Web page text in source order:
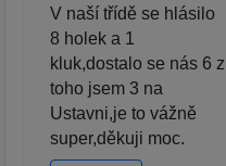
V naší třídě se hlásilo
8 holek a 1
kluk,dostalo se nás 6 z
toho jsem 3 na
Ustavni,je to vážně
super,děkuji moc.